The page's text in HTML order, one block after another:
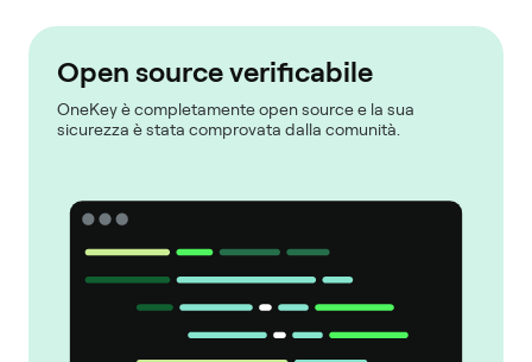
Open source verificabile
OneKey è completamente open source e la sua
sicurezza è stata comprovata dalla comunità.